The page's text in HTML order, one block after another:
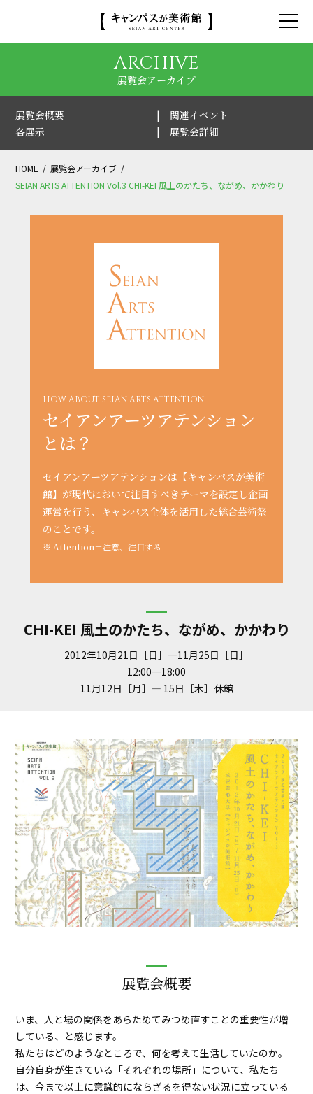
ARCHIVE
展覧会アーカイブ
展覧会概要
関連イベント
各展示
展覧会詳細
HOME
展覧会アーカイブ
SEIAN ARTS ATTENTION Vol.3 CHI-KEI 風土のかたち、ながめ、かかわり
HOW ABOUT SEIAN ARTS ATTENTION
セイアンアーツアテンション
とは？
セイアンアーツアテンションは【キャンパスが美術
館】が現代において注目すべきテーマを設定し企画
運営を行う、キャンパス全体を活用した総合芸術祭
のことです。
※ Attention＝注意、注目する
CHI-KEI 風土のかたち、ながめ、かかわり
2012年10月21日［日］—11月25日［日］
12:00—18:00
11月12日［月］— 15日［木］休館
展覧会概要
いま、人と場の関係をあらためてみつめ直すことの重要性が増
している、と感じます。
私たちはどのようなところで、何を考えて生活していたのか。
自分自身が生きている「それぞれの場所」について、私たち
は、今まで以上に意識的にならざるを得ない状況に立っている